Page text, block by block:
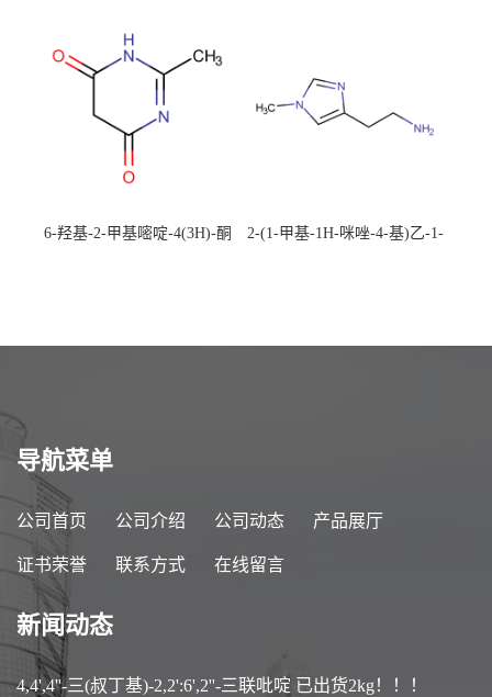
校可先用后付
6-羟基-2-甲基嘧啶-4(3H)-酮
2-(1-甲基-1H-咪唑-4-基)乙-1-
导航菜单
公司首页 公司介绍 公司动态 产品展厅
证书荣誉 联系方式 在线留言
新闻动态
4,4',4''-三(叔丁基)-2,2':6',2''-三联吡啶 已出货2kg！！！